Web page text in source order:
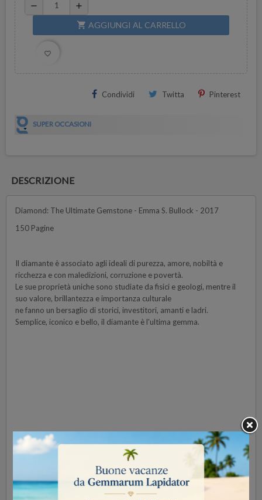
remove add
shopping_cart AGGIUNGI AL CARRELLO
favorite_border
Condividi Twitta Pinterest
SUPER OCCASIONI
DESCRIZIONE
Diamond: The Ultimate Gemstone - Emma S. Bullock - 2017
150 Pagine
Il diamante è associato agli ideali di purezza, amore, nobiltà e
ricchezza e con maledizioni, corruzione e povertà.
Le sue proprietà uniche sono studiate da fisici e geologi, mentre il
suo valore, brillantezza e importanza culturale
ne fanno un bersaglio di storici, investitori, amanti e ladri.
Semplice, iconico e bello, il diamante è l'ultima gemma.